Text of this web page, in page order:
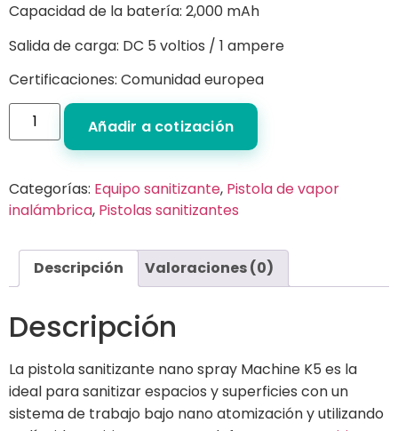
Capacidad de la batería: 2,000 mAh
Salida de carga: DC 5 voltios / 1 ampere
Certificaciones: Comunidad europea
Añadir a cotización
Categorías: Equipo sanitizante, Pistola de vapor
inalámbrica, Pistolas sanitizantes
Descripción Valoraciones (0)
Descripción
La pistola sanitizante nano spray Machine K5 es la
ideal para sanitizar espacios y superficies con un
sistema de trabajo bajo nano atomización y utilizando